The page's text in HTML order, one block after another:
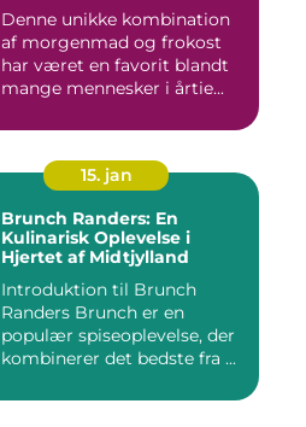
Denne unikke kombination
af morgenmad og frokost
har været en favorit blandt
mange mennesker i årtie...
15. jan
Brunch Randers: En
Kulinarisk Oplevelse i
Hjertet af Midtjylland
Introduktion til Brunch
Randers Brunch er en
populær spiseoplevelse, der
kombinerer det bedste fra ...